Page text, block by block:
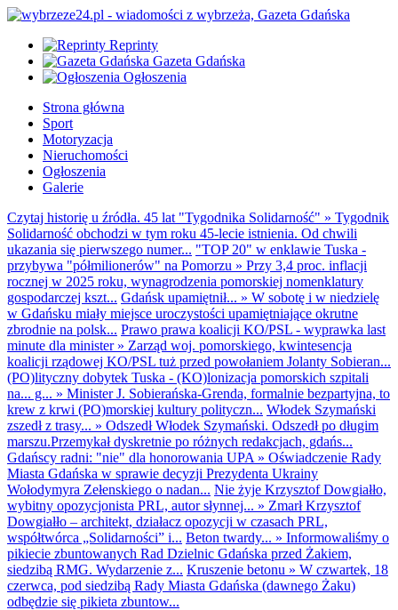
Reprinty
Gazeta Gdańska
Ogłoszenia
Strona główna
Sport
Motoryzacja
Nieruchomości
Ogłoszenia
Galerie
Czytaj historię u źródła. 45 lat "Tygodnika Solidarność" » Tygodnik
Solidarność obchodzi w tym roku 45-lecie istnienia. Od chwili
ukazania się pierwszego numer... "TOP 20" w enklawie Tuska -
przybywa "półmilionerów" na Pomorzu » Przy 3,4 proc. inflacji
rocznej w 2025 roku, wynagrodzenia pomorskiej nomenklatury
gospodarczej kszt... Gdańsk upamiętnił... » W sobotę i w niedzielę
w Gdańsku miały miejsce uroczystości upamiętniające okrutne
zbrodnie na polsk... Prawo prawa koalicji KO/PSL - wyprawka last
minute dla minister» Zarząd woj. pomorskiego, kwintesencja
koalicji rządowej KO/PSL tuż przed powołaniem Jolanty Sobieran...
(PO)lityczny dobytek Tuska - (KO)lonizacja pomorskich szpitali
na... g... » Minister J. Sobierańska-Grenda, formalnie bezpartyjna, to
krew z krwi (PO)morskiej kultury polityczn... Włodek Szymański
zszedł z trasy... » Odszedł Włodek Szymański. Odszedł po długim
marszu.Przemykał dyskretnie po różnych redakcjach, gdańs...
Gdańscy radni: "nie" dla honorowania UPA » Oświadczenie Rady
Miasta Gdańska w sprawie decyzji Prezydenta Ukrainy
Wołodymyra Zełenskiego o nadan... Nie żyje Krzysztof Dowgiałło,
wybitny opozycjonista PRL, autor słynnej... » Zmarł Krzysztof
Dowgiałło – architekt, działacz opozycji w czasach PRL,
współtwórca „Solidarności” i... Beton twardy... » Informowaliśmy o
pikiecie zbuntowanych Rad Dzielnic Gdańska przed Żakiem,
siedzibą RMG. Wydarzenie z... Kruszenie betonu » W czwartek, 18
czerwca, pod siedzibą Rady Miasta Gdańska (dawnego Żaku)
odbędzie się pikieta zbuntow...